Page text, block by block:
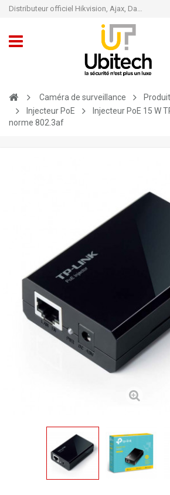
Distributeur officiel Hikvision, Ajax, Dahua, TP-Link - Caméra de vidéo surveillance - Alarme
Caméra de surveillance
Injecteur PoE
Injecteur PoE 15 W
norme 802.3af